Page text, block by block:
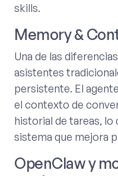
skills.
Memory &
Una de las
asistentes
persistente. El
el contexto de
historial de tareas,
sistema que mejora
OpenClaw y